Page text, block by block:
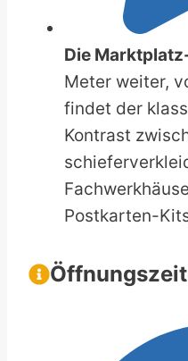
Die
Meter weiter,
findet der
Kontrast
Postkarten-